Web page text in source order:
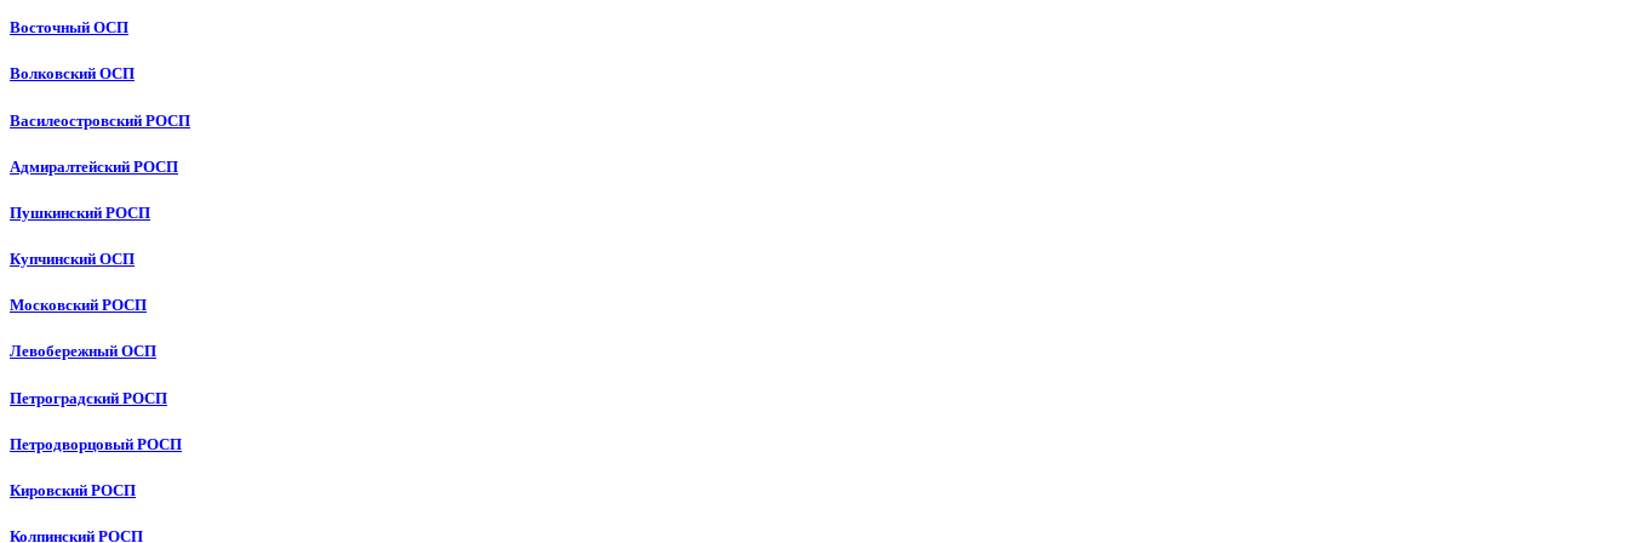
Восточный ОСП
Волковский ОСП
Василеостровский РОСП
Адмиралтейский РОСП
Пушкинский РОСП
Купчинский ОСП
Московский РОСП
Левобережный ОСП
Петроградский РОСП
Петродворцовый РОСП
Кировский РОСП
Колпинский РОСП